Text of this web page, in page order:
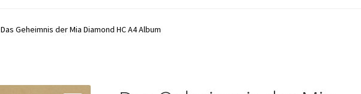
Das Geheimnis der Mia Diamond HC A4 Album